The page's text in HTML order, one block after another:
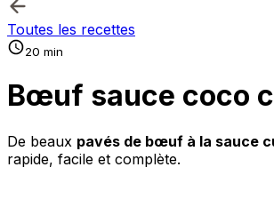
Toutes les recettes
20 min
Bœuf sauce coco
De beaux pavés de bœuf à la sauce
rapide, facile et complète.